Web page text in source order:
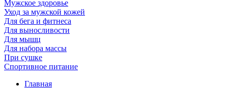
Мужское здоровье
Уход за мужской кожей
Для бега и фитнеса
Для выносливости
Для мышц
Для набора массы
При сушке
Спортивное питание
Главная